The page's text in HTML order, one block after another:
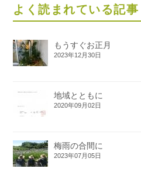
よく読まれている記事
もうすぐお正月
2023年12月30日
地域とともに
2020年09月02日
梅雨の合間に
2023年07月05日